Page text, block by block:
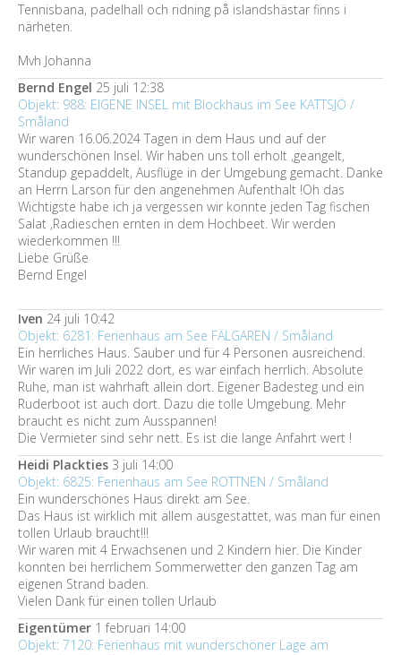
Tennisbana, padelhall och ridning på islandshästar finns i
närheten.
Mvh Johanna
Bernd Engel 25 juli 12:38
Objekt: 988: EIGENE INSEL mit Blockhaus im See KATTSJÖ /
Småland
Wir waren 16.06.2024 Tagen in dem Haus und auf der
wunderschönen Insel. Wir haben uns toll erholt ,geangelt,
Standup gepaddelt, Ausflüge in der Umgebung gemacht. Danke
an Herrn Larson für den angenehmen Aufenthalt !Oh das
Wichtigste habe ich ja vergessen wir konnte jeden Tag fischen
Salat ,Radieschen ernten in dem Hochbeet. Wir werden
wiederkommen !!!
Liebe Grüße
Bernd Engel
Iven 24 juli 10:42
Objekt: 6281: Ferienhaus am See FÄLGAREN / Småland
Ein herrliches Haus. Sauber und für 4 Personen ausreichend.
Wir waren im Juli 2022 dort, es war einfach herrlich. Absolute
Ruhe, man ist wahrhaft allein dort. Eigener Badesteg und ein
Ruderboot ist auch dort. Dazu die tolle Umgebung. Mehr
braucht es nicht zum Ausspannen!
Die Vermieter sind sehr nett. Es ist die lange Anfahrt wert !
Heidi Plackties 3 juli 14:00
Objekt: 6825: Ferienhaus am See ROTTNEN / Småland
Ein wunderschönes Haus direkt am See.
Das Haus ist wirklich mit allem ausgestattet, was man für einen
tollen Urlaub braucht!!!
Wir waren mit 4 Erwachsenen und 2 Kindern hier. Die Kinder
konnten bei herrlichem Sommerwetter den ganzen Tag am
eigenen Strand baden.
Vielen Dank für einen tollen Urlaub
Eigentümer 1 februari 14:00
Objekt: 7120: Ferienhaus mit wunderschöner Lage am